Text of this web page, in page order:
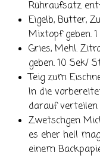
Rühraufsatz
Eigelb, Butter,
Mixtopf geben.
Gries, Mehl.
geben. 10 Sek/
Teig zum
In die
darauf verteilen
Zwetschgen
es eher hell
einem